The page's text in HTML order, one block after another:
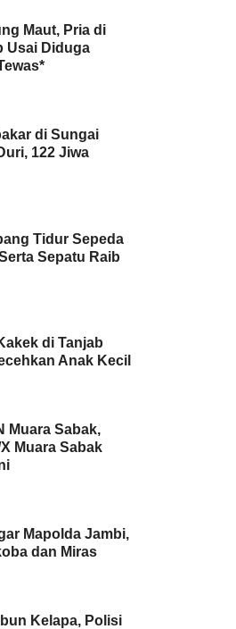
Maut, Pria di
Usai Diduga
di Sungai
122 Jiwa
Tidur Sepeda
Sepatu Raib
di Tanjab
Anak Kecil
Muara Sabak,
Muara Sabak
Mapolda Jambi,
dan Miras
Kelapa, Polisi